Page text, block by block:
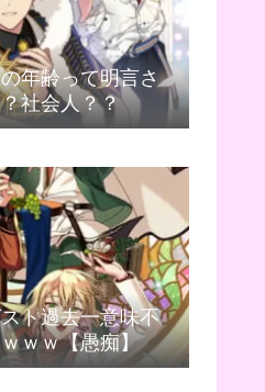
年齢って明言さ
社会人？？
ト過去一意味不
ｗｗ【愚痴】